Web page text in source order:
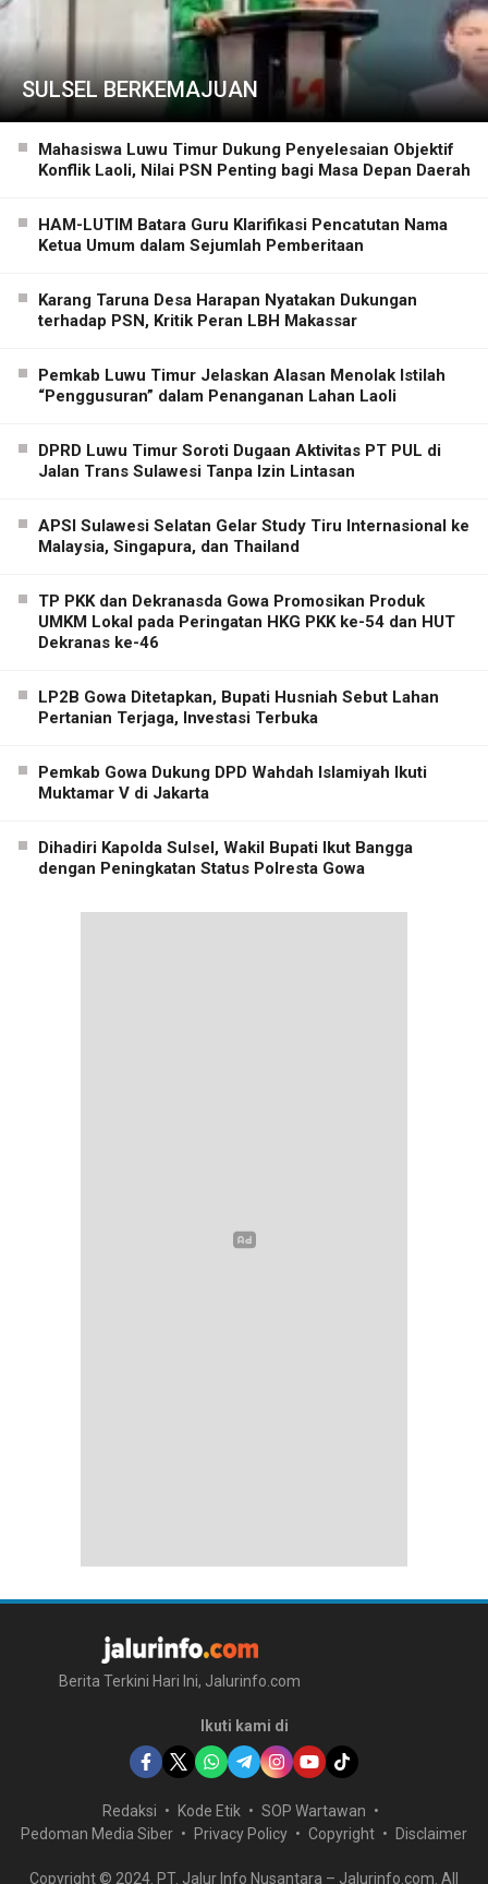
SULSEL BERKEMAJUAN
Mahasiswa Luwu Timur Dukung Penyelesaian Objektif
Konflik Laoli, Nilai PSN Penting bagi Masa Depan Daerah
HAM-LUTIM Batara Guru Klarifikasi Pencatutan Nama
Ketua Umum dalam Sejumlah Pemberitaan
Karang Taruna Desa Harapan Nyatakan Dukungan
terhadap PSN, Kritik Peran LBH Makassar
Pemkab Luwu Timur Jelaskan Alasan Menolak Istilah
“Penggusuran” dalam Penanganan Lahan Laoli
DPRD Luwu Timur Soroti Dugaan Aktivitas PT PUL di
Jalan Trans Sulawesi Tanpa Izin Lintasan
APSI Sulawesi Selatan Gelar Study Tiru Internasional ke
Malaysia, Singapura, dan Thailand
TP PKK dan Dekranasda Gowa Promosikan Produk
UMKM Lokal pada Peringatan HKG PKK ke-54 dan HUT
Dekranas ke-46
LP2B Gowa Ditetapkan, Bupati Husniah Sebut Lahan
Pertanian Terjaga, Investasi Terbuka
Pemkab Gowa Dukung DPD Wahdah Islamiyah Ikuti
Muktamar V di Jakarta
Dihadiri Kapolda Sulsel, Wakil Bupati Ikut Bangga
dengan Peningkatan Status Polresta Gowa
Berita Terkini Hari Ini, Jalurinfo.com
Ikuti kami di
Redaksi Kode Etik
SOP Wartawan
Pedoman Media Siber
Privacy Policy Copyright Disclaimer
Copyright © 2024. PT. Jalur Info Nusantara – Jalurinfo.com. All